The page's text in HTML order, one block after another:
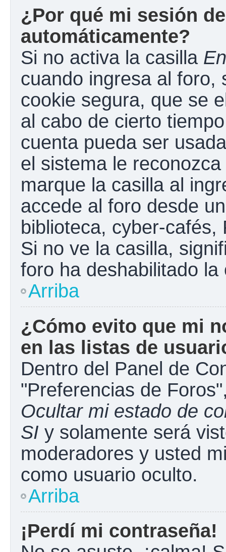
¿Por qué mi sesión
automáticamente?
Si no activa la casilla
cuando ingresa al foro,
cookie segura, que se
al cabo de cierto
cuenta pueda ser
el sistema le
marque la casilla al
accede al foro desde
biblioteca, cyber-
Si no ve la casilla,
foro ha deshabilitado la
Arriba
¿Cómo evito que mi
en las listas de
Dentro del Panel de
"Preferencias de
Ocultar mi estado de
SI y solamente será
moderadores y usted
como usuario oculto.
Arriba
¡Perdí mi contraseña!